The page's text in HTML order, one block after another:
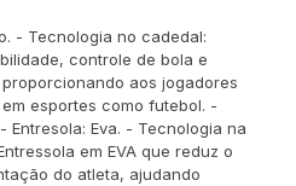
- Tecnologia no cadedal:
controle de bola e
aos jogadores
esportes como futebol. -
Entresola: Eva. - Tecnologia na
em EVA que reduz o
do atleta, ajudando